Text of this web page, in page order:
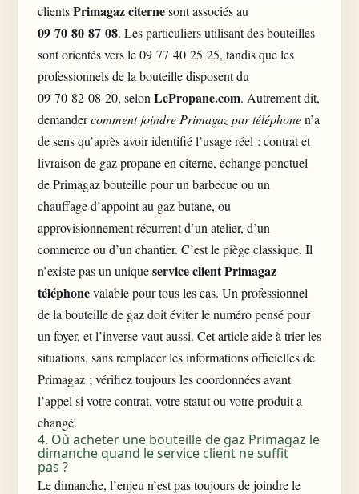
clientsPrimagaz citernesont associés au
09 70 80 87 08. Les particuliers utilisant des bouteilles
sont orientés vers le 09 77 40 25 25, tandis que les
professionnels de la bouteille disposent du
09 70 82 08 20, selon LePropane.com. Autrement dit,
demandercomment joindre Primagaz par téléphonen’a
de sens qu’après avoir identifié l’usage réel : contrat et
livraison de gaz propane en citerne, échange ponctuel
de Primagaz bouteille pour un barbecue ou un
chauffage d’appoint au gaz butane, ou
approvisionnement récurrent d’un atelier, d’un
commerce ou d’un chantier. C’est le piège classique. Il
n’existe pas un uniqueservice client Primagaz
téléphonevalable pour tous les cas. Un professionnel
de la bouteille de gaz doit éviter le numéro pensé pour
un foyer, et l’inverse vaut aussi. Cet article aide à trier les
situations, sans remplacer les informations officielles de
Primagaz ; vérifiez toujours les coordonnées avant
l’appel si votre contrat, votre statut ou votre produit a
changé.
4. Où acheter une bouteille de gaz Primagaz le
dimanche quand le service client ne suffit
pas ?
Le dimanche, l’enjeu n’est pas toujours de joindre le